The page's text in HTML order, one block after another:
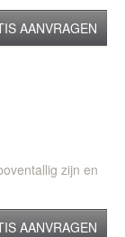
AANVRAGEN
zijn en
AANVRAGEN